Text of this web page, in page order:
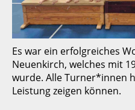
Es war ein erfolgreiches
Neuenkirch, welches mit
wurde. Alle Turner*innen
Leistung zeigen können.